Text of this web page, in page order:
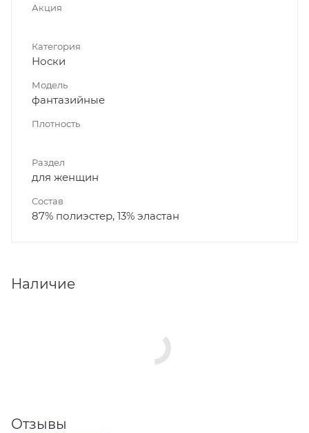
Акция
Категория
Носки
Модель
фантазийные
Плотность
Раздел
для женщин
Состав
87% полиэстер, 13% эластан
Наличие
Отзывы